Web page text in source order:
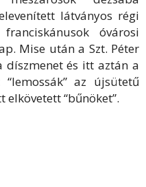
látványos régi
óvárosi
Mise után a Szt. Péter
és itt aztán a
az újsütetű
elkövetett “bűnöket”.